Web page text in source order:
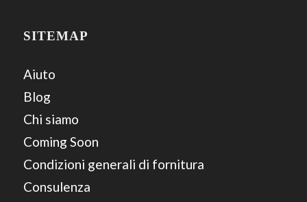
SITEMAP
Aiuto
Blog
Chi siamo
Coming Soon
Condizioni generali di fornitura
Consulenza